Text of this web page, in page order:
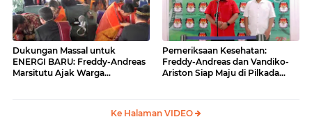
Dukungan Massal untuk
ENERGI BARU: Freddy-Andreas
Marsitutu Ajak Warga
Pemeriksaan Kesehatan:
Freddy-Andreas dan Vandiko-
Ariston Siap Maju di Pilkada
Ke Halaman VIDEO